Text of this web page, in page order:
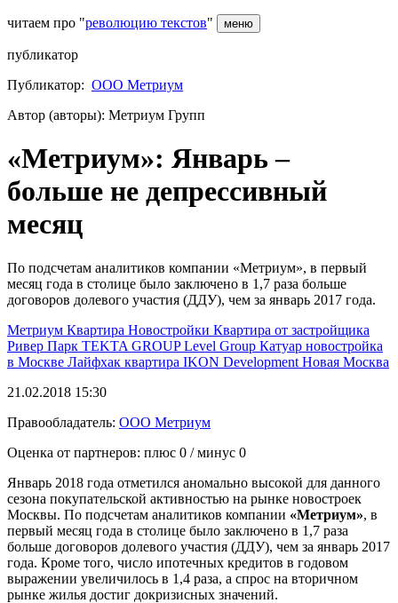
читаем про "революцию текстов" меню
публикатор
Публикатор: ООО Метриум
Автор (авторы): Метриум Групп
«Метриум»: Январь –
больше не депрессивный
месяц
По подсчетам аналитиков компании «Метриум», в первый
месяц года в столице было заключено в 1,7 раза больше
договоров долевого участия (ДДУ), чем за январь 2017 года.
Метриум Квартира Новостройки Квартира от застройщика
Ривер Парк TEKTA GROUPLevel Group Катуар новостройка
в Москве Лайфхак квартира IKON Development Новая Москва
21.02.2018 15:30
Правообладатель: ООО Метриум
Оценка от партнеров: плюс 0 / минус 0
Январь 2018 года отметился аномально высокой для данного
сезона покупательской активностью на рынке новостроек
Москвы. По подсчетам аналитиков компании «Метриум», в
первый месяц года в столице было заключено в 1,7 раза
больше договоров долевого участия (ДДУ), чем за январь 2017
года. Кроме того, число ипотечных кредитов в годовом
выражении увеличилось в 1,4 раза, а спрос на вторичном
рынке жилья достиг докризисных значений.